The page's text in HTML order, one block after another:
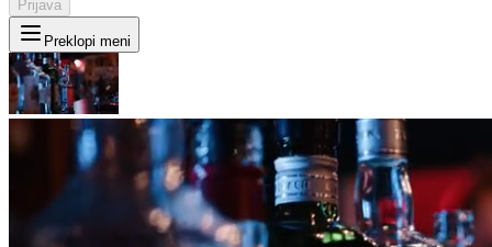
Prijava
Preklopi meni